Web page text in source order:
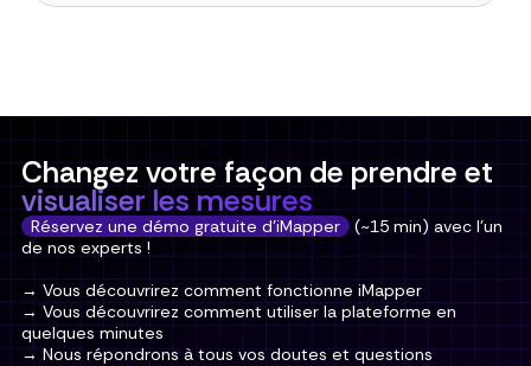
Changez votre façon de prendre et
visualiser les mesures
Réservez une démo gratuite d'iMapper
(~15 min) avec l'un
de nos experts !
→ Vous découvrirez comment fonctionne iMapper
→ Vous découvrirez comment utiliser la plateforme en
quelques minutes
→ Nous répondrons à tous vos doutes et questions